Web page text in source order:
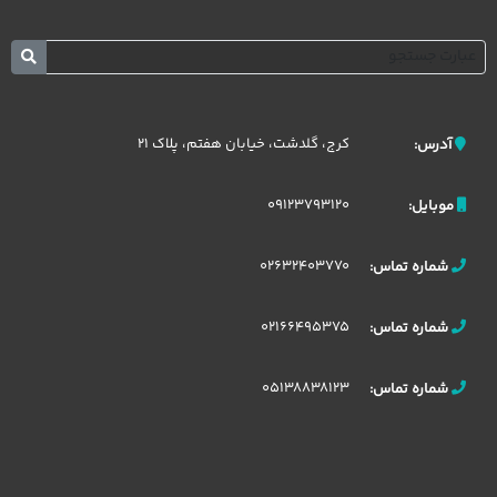
آدرس: کرج، گلدشت، خیابان هفتم، پلاک 21
موبایل: 09123793120
شماره تماس: 02632403770
شماره تماس: 02166495375
شماره تماس: 05138838123